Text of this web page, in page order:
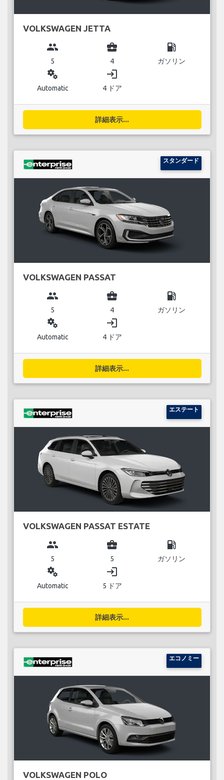
VOLKSWAGEN JETTA
group
5
business_center
4
local_gas_station
ガソリン
miscellaneous_services
Automatic
login
4 ドア
詳細表示...
スタンダード
VOLKSWAGEN PASSAT
group
5
business_center
4
local_gas_station
ガソリン
miscellaneous_services
Automatic
login
4 ドア
詳細表示...
エステート
VOLKSWAGEN PASSAT ESTATE
group
5
business_center
5
local_gas_station
ガソリン
miscellaneous_services
Automatic
login
5 ドア
詳細表示...
エコノミー
VOLKSWAGEN POLO